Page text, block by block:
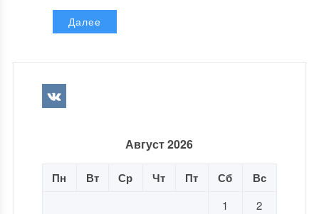
Далее
Август 2026
Пн Вт Ср Чт Пт Сб Вс
1
2